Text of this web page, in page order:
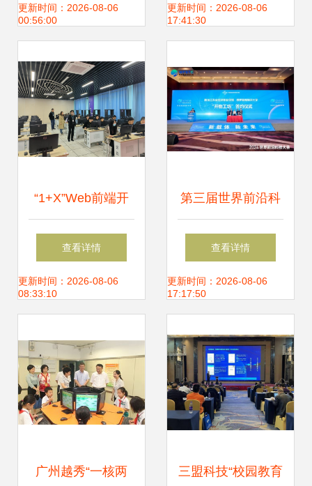
《无线通信开发技
更新时间：2026-08-06
00:56:00
术七年级上册 开启
门
更新时间：2026-08-06
17:41:30
“1+X”Web前端开
发职业技能等级考
试圆满完成，教育
再上新台阶
查看详情
更新时间：2026-08-06
08:33:10
第三届世界前沿科
技大会 共推国际职
业教育产教融合与
查看详情
更新时间：2026-08-06
17:17:50
广州越秀“一核两 三盟科技“校园教育